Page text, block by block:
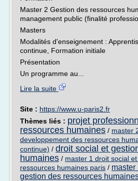
Master 2 Gestion des ressources
management public (finalité
Masters
Modalités d'enseignement :
continue, Formation initiale
Présentation
Un programme au...
Lire la suite
Site : https://www.u-paris2.fr
Thèmes liés : projet
ressources humaines / master
developpement des ressources
continue) / droit social et
humaines / master 1 droit social
ressources humaines paris / master
gestion des ressources